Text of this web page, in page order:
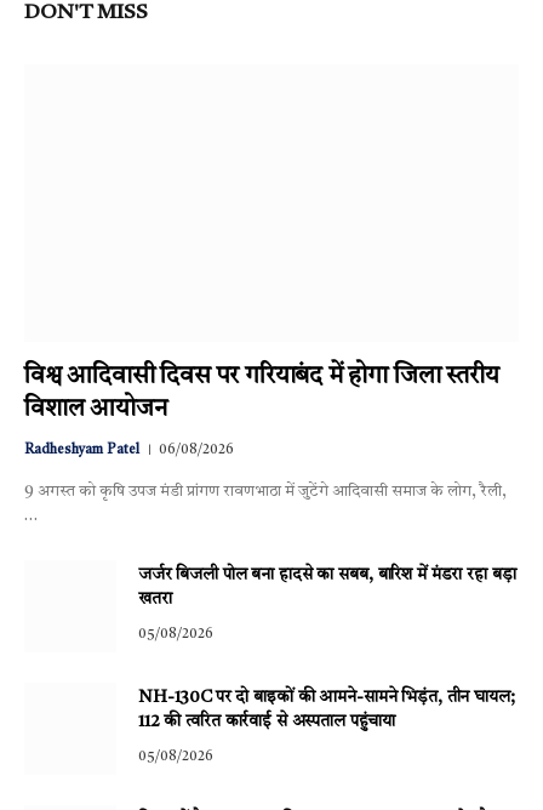
DON'T MISS
विश्व आदिवासी दिवस पर गरियाबंद में होगा जिला स्तरीय
विशाल आयोजन
Radheshyam Patel 06/08/2026
9 अगस्त को कृषि उपज मंडी प्रांगण रावणभाठा में जुटेंगे आदिवासी समाज के लोग, रैली,
…
जर्जर बिजली पोल बना हादसे का सबब, बारिश में मंडरा रहा बड़ा
खतरा
05/08/2026
NH-130C पर दो बाइकों की आमने-सामने भिड़ंत, तीन घायल;
112 की त्वरित कार्रवाई से अस्पताल पहुंचाया
05/08/2026